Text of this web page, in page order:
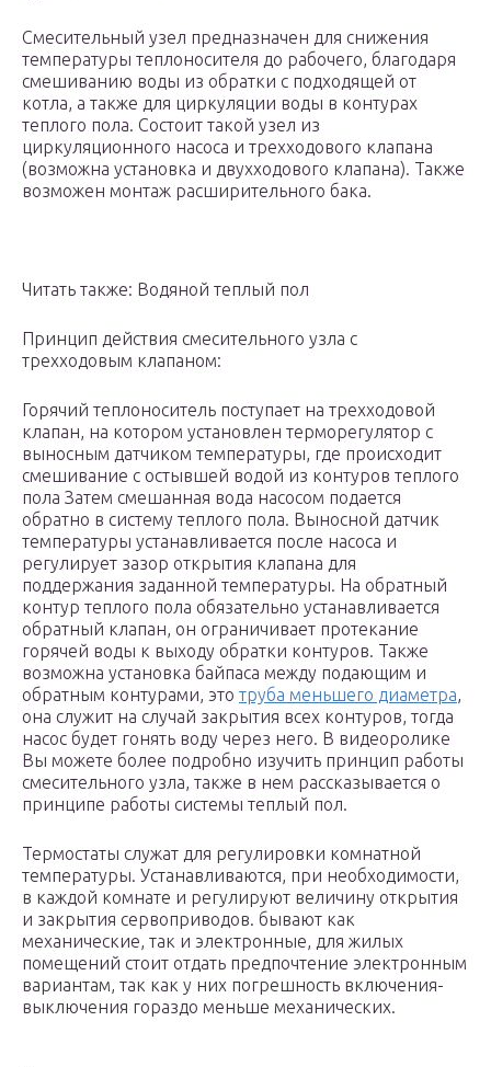
Смесительный узел предназначен для снижения
температуры теплоносителя до рабочего, благодаря
смешиванию воды из обратки с подходящей от
котла, а также для циркуляции воды в контурах
теплого пола. Состоит такой узел из
циркуляционного насоса и трехходового клапана
(возможна установка и двухходового клапана). Также
возможен монтаж расширительного бака.
Читать также: Водяной теплый пол
Принцип действия смесительного узла с
трехходовым клапаном:
Горячий теплоноситель поступает на трехходовой
клапан, на котором установлен терморегулятор с
выносным датчиком температуры, где происходит
смешивание с остывшей водой из контуров теплого
пола Затем смешанная вода насосом подается
обратно в систему теплого пола. Выносной датчик
температуры устанавливается после насоса и
регулирует зазор открытия клапана для
поддержания заданной температуры. На обратный
контур теплого пола обязательно устанавливается
обратный клапан, он ограничивает протекание
горячей воды к выходу обратки контуров. Также
возможна установка байпаса между подающим и
обратным контурами, это труба меньшего диаметра,
она служит на случай закрытия всех контуров, тогда
насос будет гонять воду через него. В видеоролике
Вы можете более подробно изучить принцип работы
смесительного узла, также в нем рассказывается о
принципе работы системы теплый пол.
Термостаты служат для регулировки комнатной
температуры. Устанавливаются, при необходимости,
в каждой комнате и регулируют величину открытия
и закрытия сервоприводов. бывают как
механические, так и электронные, для жилых
помещений стоит отдать предпочтение электронным
вариантам, так как у них погрешность включения-
выключения гораздо меньше механических.